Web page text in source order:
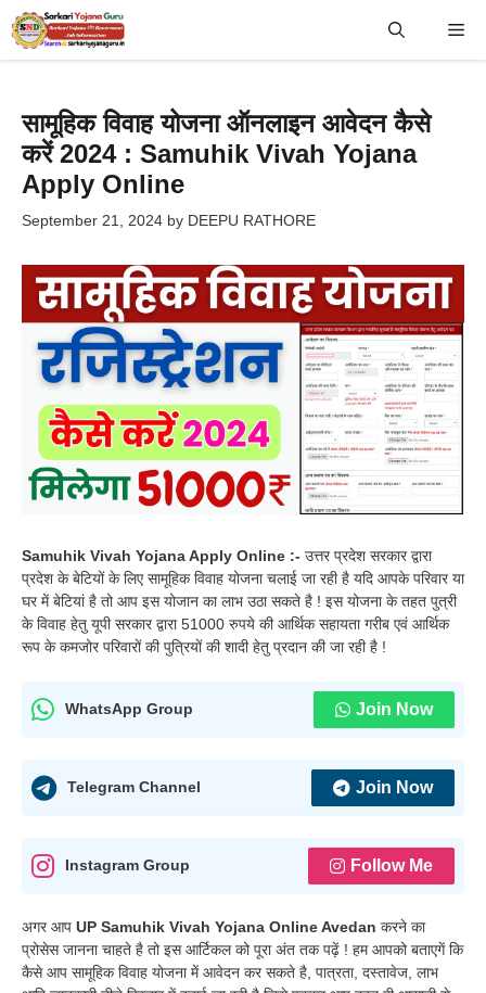
Skip
to
सामूहिक विवाह योजना ऑनलाइन आवेदन कैसे
करें 2024 : Samuhik Vivah Yojana
Apply Online
September 21, 2024 by DEEPU RATHORE
Samuhik Vivah Yojana Apply Online :- उत्तर प्रदेश सरकार द्वारा
प्रदेश के बेटियों के लिए सामूहिक विवाह योजना चलाई जा रही है यदि आपके परिवार या
घर में बेटियां है तो आप इस योजान का लाभ उठा सकते है ! इस योजना के तहत पुत्री
के विवाह हेतु यूपी सरकार द्वारा 51000 रुपये की आर्थिक सहायता गरीब एवं आर्थिक
रूप के कमजोर परिवारों की पुत्रियों की शादी हेतु प्रदान की जा रही है !
WhatsApp Group Join Now
Telegram Channel Join Now
Instagram Group Follow Me
अगर आप UP Samuhik Vivah Yojana Online Avedan करने का
प्रोसेस जानना चाहते है तो इस आर्टिकल को पूरा अंत तक पढ़ें ! हम आपको बताएगें कि
कैसे आप सामूहिक विवाह योजना में आवेदन कर सकते है, पात्रता, दस्तावेज, लाभ